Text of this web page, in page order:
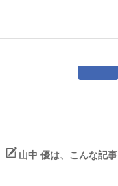
山中 優は、こんな記事